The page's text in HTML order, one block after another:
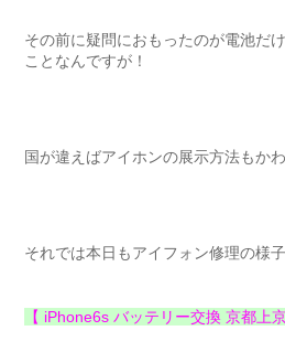
その前に疑問におもったのが電池だ
ことなんですが！
国が違えばアイホンの展示方法もか
それでは本日もアイフォン修理の様
【 iPhone6s バッテリー交換 京都上